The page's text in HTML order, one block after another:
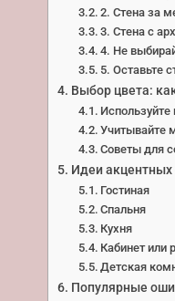
2. Стена за
3. Стена с
4. Не
5. Оставьте
Выбор цвета:
Используйте
Учитывайте
Советы для
Идеи акцентных
Гостиная
Спальня
Кухня
Кабинет или
Детская
Популярные